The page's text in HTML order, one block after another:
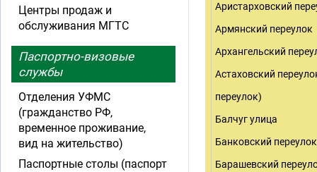
Аристарховский
Армянский переулок
Архангельский
Астаховский
переулок)
Балчуг улица
Банковский переулок
Барашевский
Центры продаж и
обслуживания МГТС
Паспортно-визовые
службы
Отделения УФМС
(гражданство РФ,
временное проживание,
вид на жительство)
Паспортные столы (паспорт